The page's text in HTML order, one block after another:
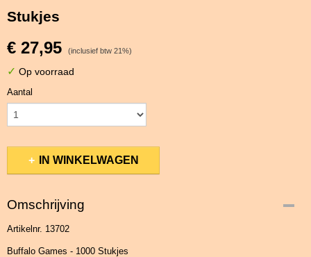
Stukjes
€ 27,95 (inclusief btw 21%)
✓ Op voorraad
Aantal
IN WINKELWAGEN
Omschrijving
Artikelnr. 13702
Buffalo Games - 1000 Stukjes